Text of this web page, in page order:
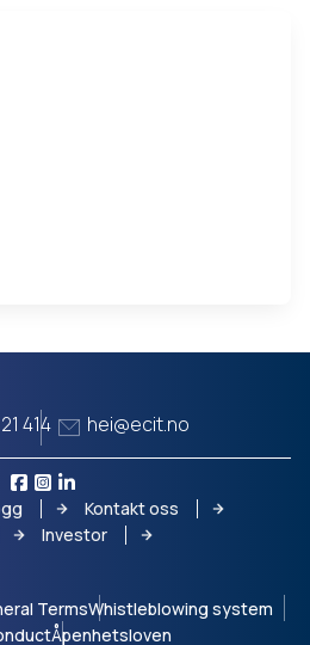
TermsWhistleblowing system
Åpenhetsloven
414 hei@ecit.no
Kontakt oss
Investor